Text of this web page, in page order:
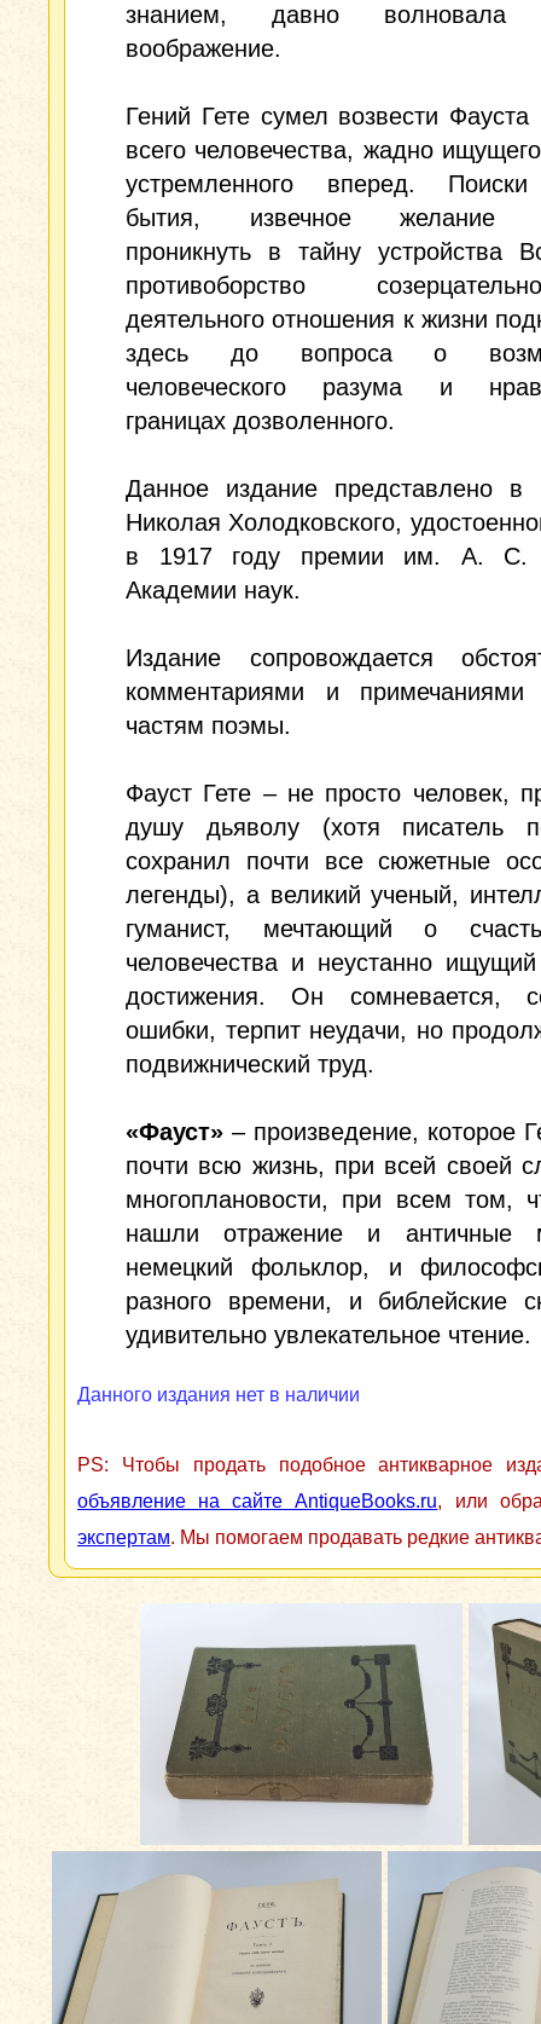
знанием, давно волновала
воображение.
Гений Гете сумел возвести
всего человечества, жадно
устремленного вперед.
бытия, извечное желание
проникнуть в тайну устройства
противоборство
деятельного отношения к жизни
здесь до вопроса о
человеческого разума и
границах дозволенного.
Данное издание представлено в
Николая Холодковского,
в 1917 году премии им. А. С.
Академии наук.
Издание сопровождается
комментариями и
частям поэмы.
Фауст Гете – не просто человек,
душу дьяволу (хотя писатель
сохранил почти все сюжетные
легенды), а великий ученый,
гуманист, мечтающий о
человечества и неустанно
достижения. Он сомневается,
ошибки, терпит неудачи, но
подвижнический труд.
«Фауст» – произведение, которое
почти всю жизнь, при всей своей
многоплановости, при всем том,
нашли отражение и
немецкий фольклор, и
разного времени, и библейские
удивительно увлекательное чтение.
Данного издания нет в наличии
PS: Чтобы продать подобное антикварное
объявление на сайте AntiqueBooks.ru, или
экспертам. Мы помогаем продавать редкие